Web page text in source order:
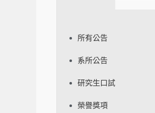
所有公告
系所公告
研究生口試
榮譽獎項